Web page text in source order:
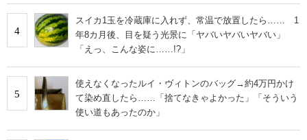
4
スイカ1玉を冷蔵庫に入れず、常温で放置したら…… 1
年8カ月後、目を疑う光景に「ヤバいヤバいヤバい」
「えっ、こんな姿に……!?」
5
使えなくなったルイ・ヴィトンのバッグ→約4万円かけ
て染め直したら……「捨てなきゃよかった」「そういう
使い道もあったのか」